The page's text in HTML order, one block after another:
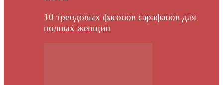
10 трендовых фасонов сарафанов для
полных женщин